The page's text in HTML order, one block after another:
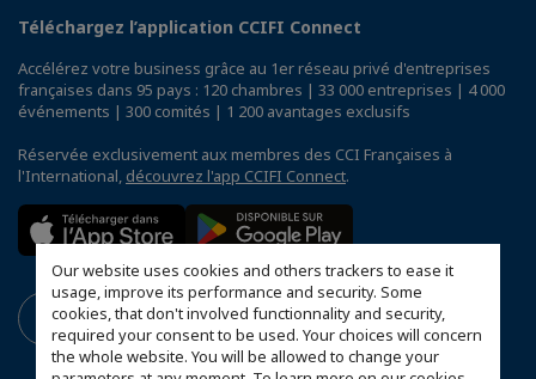
Our website uses cookies and others trackers to ease it
usage, improve its performance and security. Some
cookies, that don't involved functionnality and security,
required your consent to be used. Your choices will concern
the whole website. You will be allowed to change your
Téléchargez l’application CCIFI Connect
Accélérez votre business grâce au 1er réseau privé d'entreprises
françaises dans 95 pays : 120 chambres | 33 000 entreprises | 4 000
événements | 300 comités | 1 200 avantages exclusifs
Réservée exclusivement aux membres des CCI Françaises à
l'International, découvrez l'app CCIFI Connect.